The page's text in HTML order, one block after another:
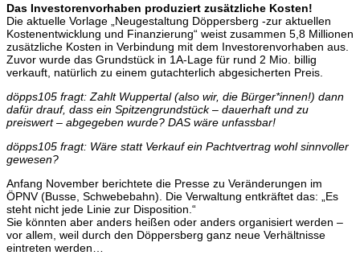
Das Investorenvorhaben produziert zusätzliche Kosten!
Die aktuelle Vorlage „Neugestaltung Döppersberg -zur aktuellen
Kostenentwicklung und Finanzierung“ weist zusammen 5,8 Millionen
zusätzliche Kosten in Verbindung mit dem Investorenvorhaben aus.
Zuvor wurde das Grundstück in 1A-Lage für rund 2 Mio. billig
verkauft, natürlich zu einem gutachterlich abgesicherten Preis.
döpps105 fragt: Zahlt Wuppertal (also wir, die Bürger*innen!) dann
dafür drauf, dass ein Spitzengrundstück – dauerhaft und zu
preiswert – abgegeben wurde? DAS wäre unfassbar!
döpps105 fragt: Wäre statt Verkauf ein Pachtvertrag wohl sinnvoller
gewesen?
Anfang November berichtete die Presse zu Veränderungen im
ÖPNV (Busse, Schwebebahn). Die Verwaltung entkräftet das: „Es
steht nicht jede Linie zur Disposition.“
Sie könnten aber anders heißen oder anders organisiert werden –
vor allem, weil durch den Döppersberg ganz neue Verhältnisse
eintreten werden…